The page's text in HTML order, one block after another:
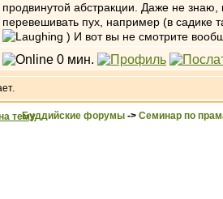
продвинутой абстракции. Даже не
перевешивать пух, например (в садике
) И вот вы не смотрите
Буддийские форумы -> Семинар по